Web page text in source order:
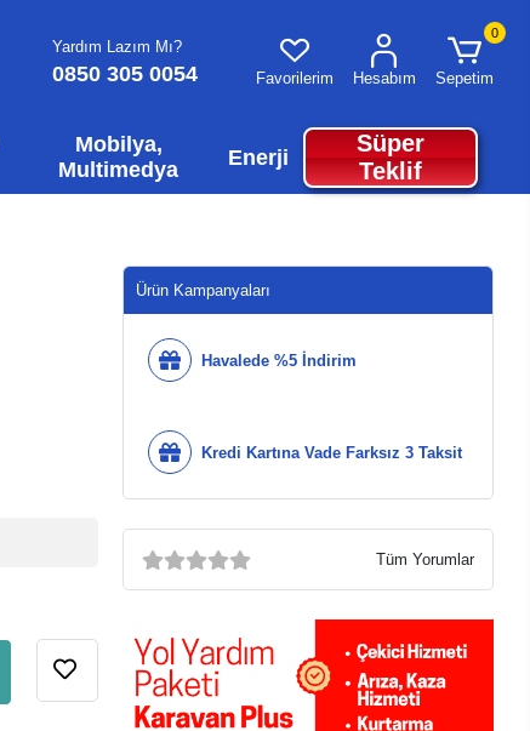
Yardım Lazım Mı?
0850 305 0054 Favorilerim Hesabım
0
Sepetim
Mobilya,
Multimedya
Enerji
Süper
Teklif
Ürün Kampanyaları
Havalede %5 İndirim
Kredi Kartına Vade Farksız 3 Taksit
Tüm Yorumlar